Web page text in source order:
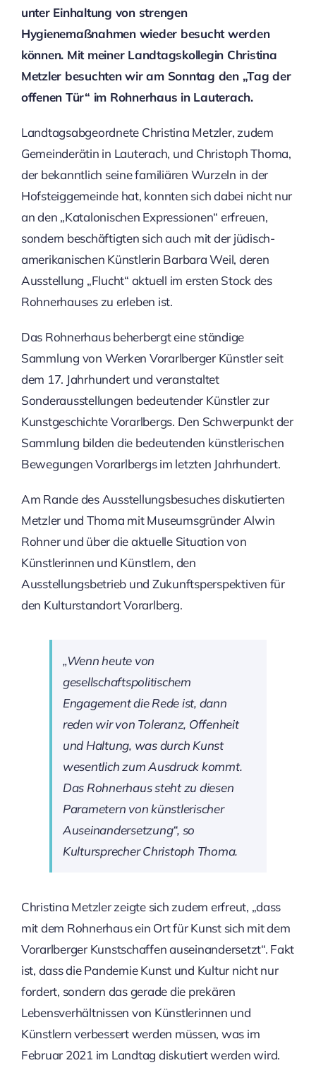
unter Einhaltung von strengen
Hygienemaßnahmen wieder besucht werden
können. Mit meiner Landtagskollegin Christina
Metzler besuchten wir am Sonntag den „Tag der
offenen Tür“ im Rohnerhaus in Lauterach.
Landtagsabgeordnete Christina Metzler, zudem
Gemeinderätin in Lauterach, und Christoph Thoma,
der bekanntlich seine familiären Wurzeln in der
Hofsteiggemeinde hat, konnten sich dabei nicht nur
an den „Katalonischen Expressionen“ erfreuen,
sondern beschäftigten sich auch mit der jüdisch-
amerikanischen Künstlerin Barbara Weil, deren
Ausstellung „Flucht“ aktuell im ersten Stock des
Rohnerhauses zu erleben ist.
Das Rohnerhaus beherbergt eine ständige
Sammlung von Werken Vorarlberger Künstler seit
dem 17. Jahrhundert und veranstaltet
Sonderausstellungen bedeutender Künstler zur
Kunstgeschichte Vorarlbergs. Den Schwerpunkt der
Sammlung bilden die bedeutenden künstlerischen
Bewegungen Vorarlbergs im letzten Jahrhundert.
Am Rande des Ausstellungsbesuches diskutierten
Metzler und Thoma mit Museumsgründer Alwin
Rohner und über die aktuelle Situation von
Künstlerinnen und Künstlern, den
Ausstellungsbetrieb und Zukunftsperspektiven für
den Kulturstandort Vorarlberg.
„Wenn heute von
gesellschaftspolitischem
Engagement die Rede ist, dann
reden wir von Toleranz, Offenheit
und Haltung, was durch Kunst
wesentlich zum Ausdruck kommt.
Das Rohnerhaus steht zu diesen
Parametern von künstlerischer
Auseinandersetzung“, so
Kultursprecher Christoph Thoma.
Christina Metzler zeigte sich zudem erfreut, „dass
mit dem Rohnerhaus ein Ort für Kunst sich mit dem
Vorarlberger Kunstschaffen auseinandersetzt“. Fakt
ist, dass die Pandemie Kunst und Kultur nicht nur
fordert, sondern das gerade die prekären
Lebensverhältnissen von Künstlerinnen und
Künstlern verbessert werden müssen, was im
Februar 2021 im Landtag diskutiert werden wird.